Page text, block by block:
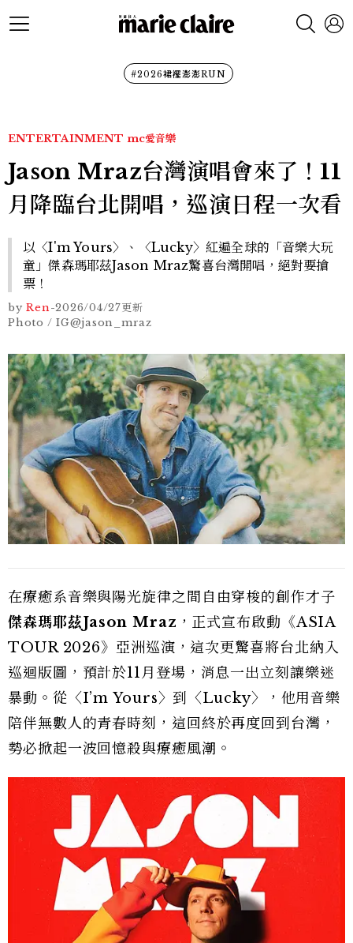
#2026裙襬澎澎RUN
ENTERTAINMENT mc愛音樂
Jason Mraz台灣演唱會來了！11
月降臨台北開唱，巡演日程一次看
以〈I'm Yours〉、〈Lucky〉紅遍全球的「音樂大玩
童」傑森瑪耶茲Jason Mraz驚喜台灣開唱，絕對要搶
票！
by Ren-2026/04/27更新
Photo / IG@jason_mraz
在療癒系音樂與陽光旋律之間自由穿梭的創作才子
傑森瑪耶茲Jason Mraz ，正式宣布啟動《ASIA
TOUR 2026》亞洲巡演，這次更驚喜將台北納入
巡迴版圖，預計於11月登場，消息一出立刻讓樂迷
暴動。從〈I’m Yours〉到〈Lucky〉，他用音樂
陪伴無數人的青春時刻，這回終於再度回到台灣，
勢必掀起一波回憶殺與療癒風潮。